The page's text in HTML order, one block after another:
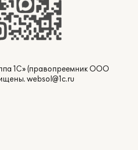
1С» (правопреемник ООО
websol@1c.ru